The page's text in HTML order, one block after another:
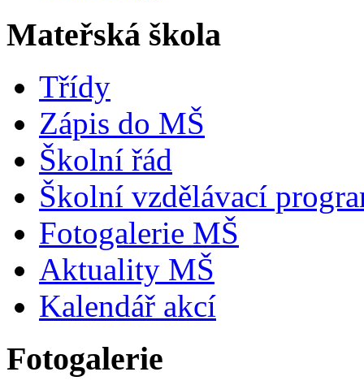
Mateřská škola
Třídy
Zápis do MŠ
Školní řád
Školní vzdělávací
Fotogalerie MŠ
Aktuality MŠ
Kalendář akcí
Fotogalerie